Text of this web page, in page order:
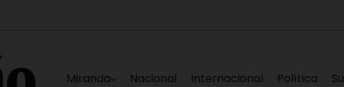
Miranda Nacional Internacional Política